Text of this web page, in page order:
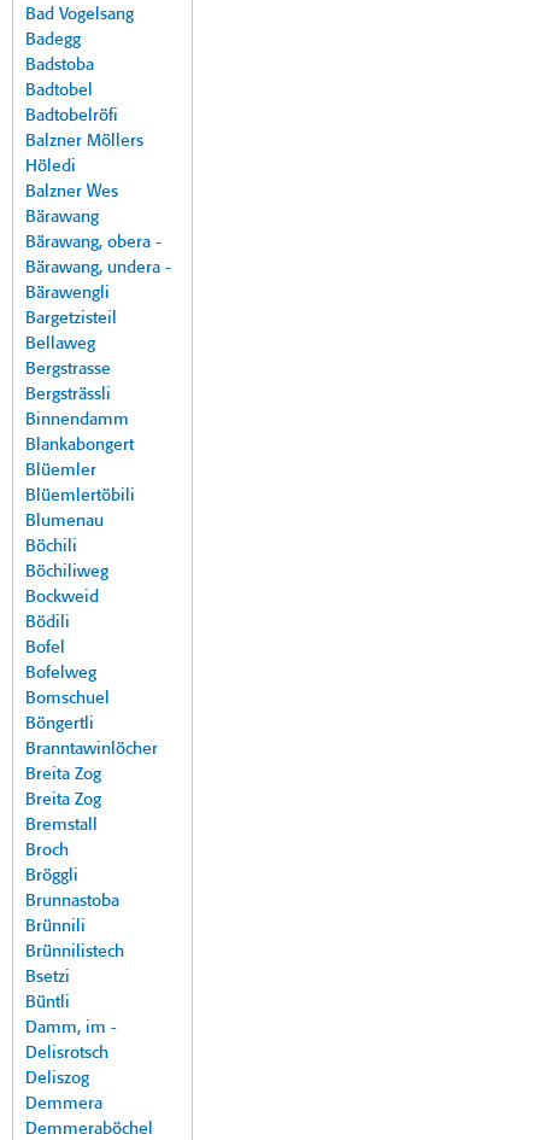
Bad Vogelsang
Badegg
Badstoba
Badtobel
Badtobelröfi
Balzner Möllers
Höledi
Balzner Wes
Bärawang
Bärawang, obera -
Bärawang, undera -
Bärawengli
Bargetzisteil
Bellaweg
Bergstrasse
Bergsträssli
Binnendamm
Blankabongert
Blüemler
Blüemlertöbili
Blumenau
Böchili
Böchiliweg
Bockweid
Bödili
Bofel
Bofelweg
Bomschuel
Böngertli
Branntawinlöcher
Breita Zog
Breita Zog
Bremstall
Broch
Bröggli
Brunnastoba
Brünnili
Brünnilistech
Bsetzi
Büntli
Damm, im -
Delisrotsch
Deliszog
Demmera
Demmeraböchel